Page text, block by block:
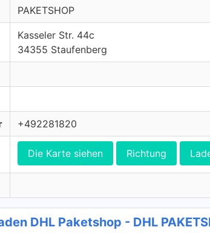
PAKETSHOP
Kasseler Str. 44c
34355 Staufenberg
+492281820
Die Karte siehen Richtung
DHL Paketshop - DHL